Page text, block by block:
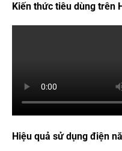
Kiến thức tiêu dùng trên
Hiệu quả sử dụng điện